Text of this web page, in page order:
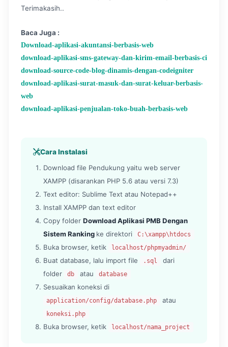
Terimakasih..
Baca Juga :
Download-aplikasi-akuntansi-berbasis-web
download-aplikasi-sms-gateway-dan-kirim-email-berbasis-ci
download-source-code-blog-dinamis-dengan-codeigniter
download-aplikasi-surat-masuk-dan-surat-keluar-berbasis-
web
download-aplikasi-penjualan-toko-buah-berbasis-web
Cara Instalasi
Download file Pendukung yaitu web server
XAMPP (disarankan PHP 5.6 atau versi 7.3)
Text editor: Sublime Text atau Notepad++
Install XAMPP dan text editor
Copy folder Download Aplikasi PMB Dengan
Sistem Ranking ke direktori C:\xampp\htdocs
Buka browser, ketik localhost/phpmyadmin/
Buat database, lalu import file .sql
dari
folder
db atau database
Sesuaikan koneksi di
application/config/database.php atau
koneksi.php
Buka browser, ketik localhost/nama_project